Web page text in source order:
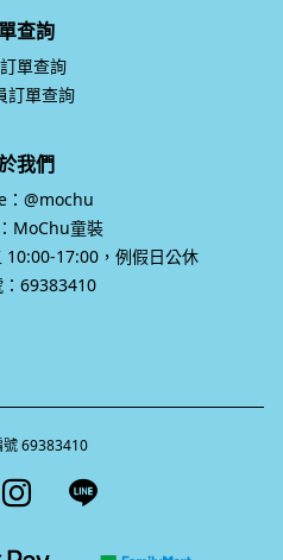
查詢
單查詢
訂單查詢
我們
：@mochu
MoChu童裝
10:00-17:00，例假日公休
69383410
號 69383410
page
Instagram page
Line page